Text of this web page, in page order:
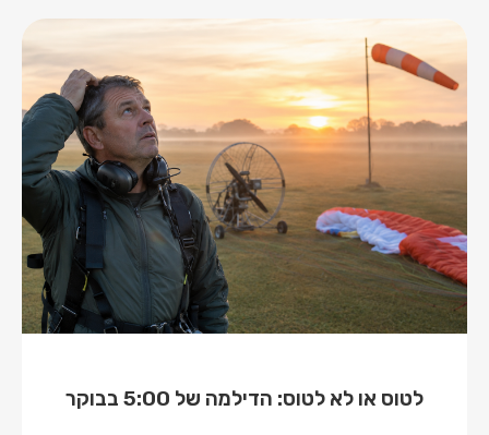
לטוס או לא לטוס: הדילמה של 5:00 בבוקר